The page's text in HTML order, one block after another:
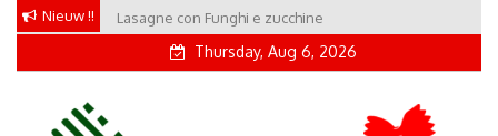
Skip
Nieuw !! Lasagne con Funghi e zucchine
Thursday, Aug 6, 2026